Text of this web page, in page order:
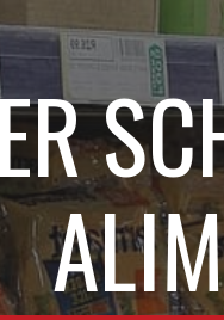
to main content